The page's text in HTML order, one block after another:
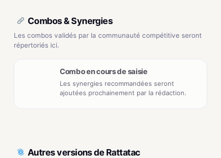
Combos & Synergies
Les combos validés par la communauté compétitive seront
répertoriés ici.
Combo en cours de saisie
Les synergies recommandées seront
ajoutées prochainement par la rédaction.
Autres versions de Rattatac